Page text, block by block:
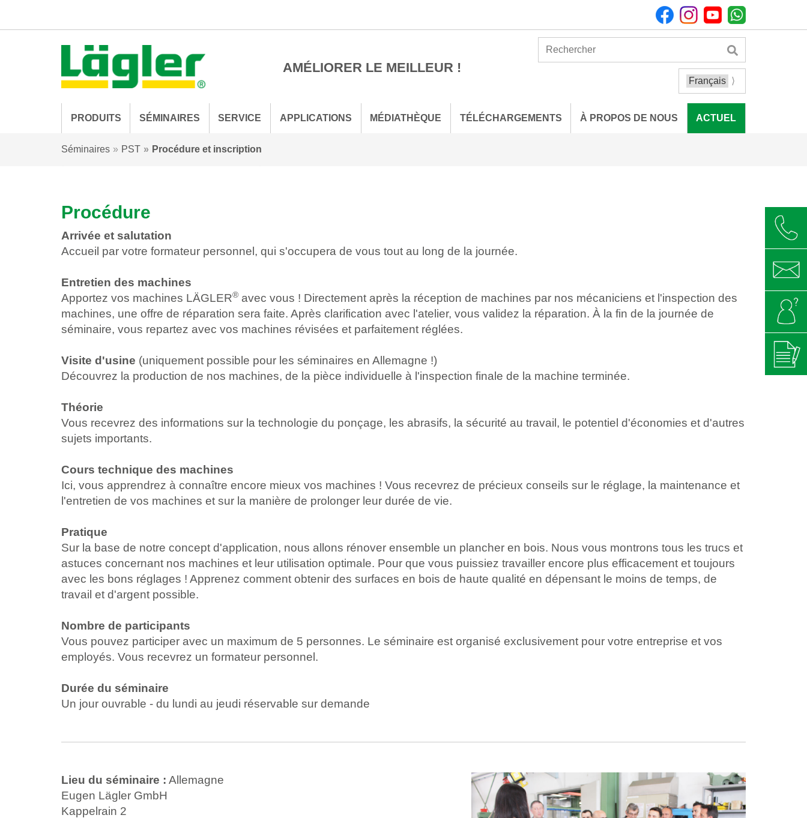
AMÉLIORER LE MEILLEUR !
PRODUITS SÉMINAIRES SERVICE APPLICATIONS MÉDIATHÈQUE TÉLÉCHARGEMENTS À PROPOS DE NOUS ACTUEL
Séminaires PST Procédure et inscription
Procédure
Arrivée et salutation
Accueil par votre formateur personnel, qui s'occupera de vous tout au long de la journée.
Entretien des machines
Apportez vos machines LÄGLER® avec vous ! Directement après la réception de machines par nos mécaniciens et l'inspection des
machines, une offre de réparation sera faite. Après clarification avec l'atelier, vous validez la réparation. À la fin de la journée de
séminaire, vous repartez avec vos machines révisées et parfaitement réglées.
Visite d'usine (uniquement possible pour les séminaires en Allemagne !)
Découvrez la production de nos machines, de la pièce individuelle à l'inspection finale de la machine terminée.
Théorie
Vous recevrez des informations sur la technologie du ponçage, les abrasifs, la sécurité au travail, le potentiel d'économies et d'autres
sujets importants.
Cours technique des machines
Ici, vous apprendrez à connaître encore mieux vos machines ! Vous recevrez de précieux conseils sur le réglage, la maintenance et
l'entretien de vos machines et sur la manière de prolonger leur durée de vie.
Pratique
Sur la base de notre concept d'application, nous allons rénover ensemble un plancher en bois. Nous vous montrons tous les trucs et
astuces concernant nos machines et leur utilisation optimale. Pour que vous puissiez travailler encore plus efficacement et toujours
avec les bons réglages ! Apprenez comment obtenir des surfaces en bois de haute qualité en dépensant le moins de temps, de
travail et d'argent possible.
Nombre de participants
Vous pouvez participer avec un maximum de 5 personnes. Le séminaire est organisé exclusivement pour votre entreprise et vos
employés. Vous recevrez un formateur personnel.
Durée du séminaire
Un jour ouvrable - du lundi au jeudi réservable sur demande
Lieu du séminaire : Allemagne
Eugen Lägler GmbH
Kappelrain 2